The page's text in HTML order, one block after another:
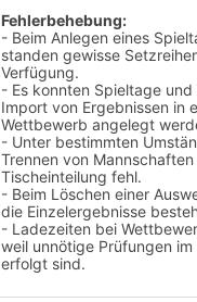
Fehlerbehebung:
- Beim Anlegen eines
standen gewisse
Verfügung.
- Es konnten Spieltage und
Import von Ergebnissen in
Wettbewerb angelegt
- Unter bestimmten
Trennen von
Tischeinteilung fehl.
- Beim Löschen einer
die Einzelergebnisse
- Ladezeiten bei
weil unnötige Prüfungen
erfolgt sind.